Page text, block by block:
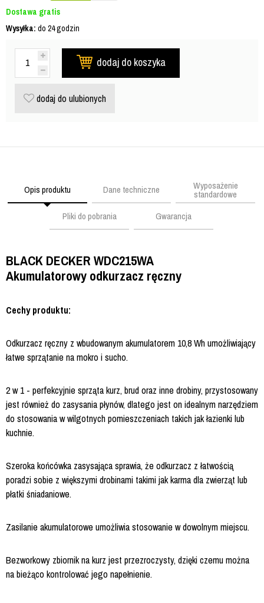
Dostawa gratis
Wysyłka: do 24 godzin
dodaj do koszyka
dodaj do ulubionych
Opis produktu Dane techniczne Wyposażenie
standardowe
Pliki do pobrania
Gwarancja
BLACK DECKER WDC215WA
Akumulatorowy odkurzacz ręczny
Cechy produktu:
Odkurzacz ręczny z wbudowanym akumulatorem 10,8 Wh umożliwiający
łatwe sprzątanie na mokro i sucho.
2 w 1 - perfekcyjnie sprząta kurz, brud oraz inne drobiny, przystosowany
jest również do zasysania płynów, dlatego jest on idealnym narzędziem
do stosowania w wilgotnych pomieszczeniach takich jak łazienki lub
kuchnie.
Szeroka końcówka zasysająca sprawia, że odkurzacz z łatwością
poradzi sobie z większymi drobinami takimi jak karma dla zwierząt lub
płatki śniadaniowe.
Zasilanie akumulatorowe umożliwia stosowanie w dowolnym miejscu.
Bezworkowy zbiornik na kurz jest przezroczysty, dzięki czemu można
na bieżąco kontrolować jego napełnienie.